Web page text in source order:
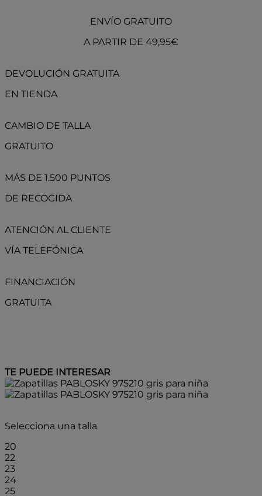
ENVÍO GRATUITO
A PARTIR DE 49,95€
DEVOLUCIÓN GRATUITA
EN TIENDA
CAMBIO DE TALLA
GRATUITO
MÁS DE 1.500 PUNTOS
DE RECOGIDA
ATENCIÓN AL CLIENTE
VÍA TELEFÓNICA
FINANCIACIÓN
GRATUITA
TE PUEDE INTERESAR
Selecciona una talla
20
22
23
24
25